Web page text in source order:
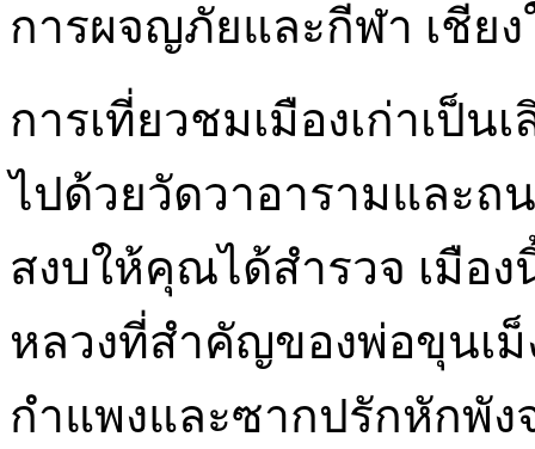
การผจญภัยและกีฬา เชีย
การเที่ยวชมเมืองเก่าเป็
ไปด้วยวัดวาอารามและถ
สงบให้คุณได้สำรวจ เมือง
หลวงที่สำคัญของพ่อขุนเม็
กำแพงและซากปรักหักพั